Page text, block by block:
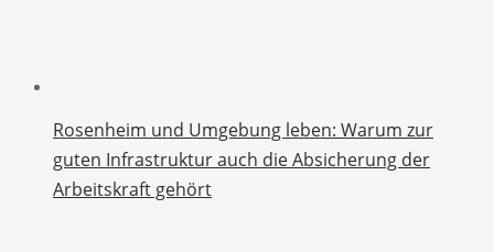
Rosenheim und Umgebung leben: Warum zur
guten Infrastruktur auch die Absicherung der
Arbeitskraft gehört